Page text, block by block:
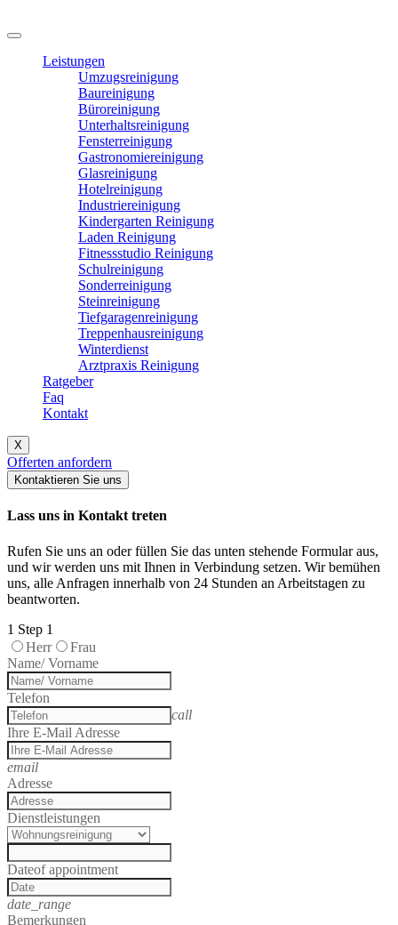
Leistungen
Umzugsreinigung
Baureinigung
Büroreinigung
Unterhaltsreinigung
Fensterreinigung
Gastronomiereinigung
Glasreinigung
Hotelreinigung
Industriereinigung
Kindergarten Reinigung
Laden Reinigung
Fitnessstudio Reinigung
Schulreinigung
Sonderreinigung
Steinreinigung
Tiefgaragenreinigung
Treppenhausreinigung
Winterdienst
Arztpraxis Reinigung
Ratgeber
Faq
Kontakt
X
Offerten anfordern
Kontaktieren Sie uns
Lass uns in Kontakt treten
Rufen Sie uns an oder füllen Sie das unten stehende Formular aus,
und wir werden uns mit Ihnen in Verbindung setzen. Wir bemühen
uns, alle Anfragen innerhalb von 24 Stunden an Arbeitstagen zu
beantworten.
1 Step 1
Herr
Frau
Name/ Vorname
Telefon
call
Ihre E-Mail Adresse
email
Adresse
Dienstleistungen
Dateof appointment
date_range
Bemerkungen